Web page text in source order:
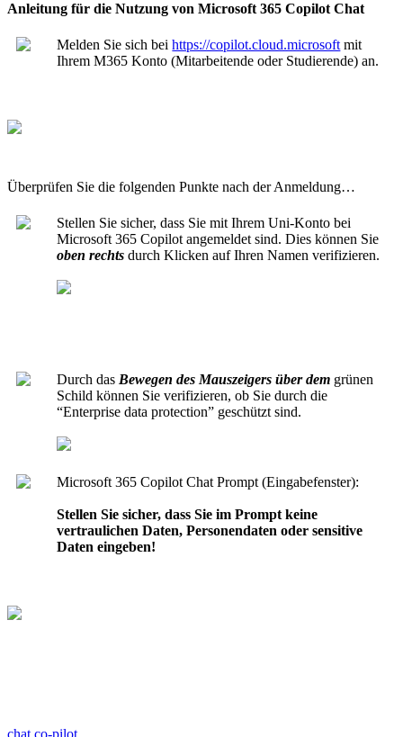
Anleitung für die Nutzung von Microsoft 365 Copilot Chat
Melden Sie sich beihttps://copilot.cloud.microsoft mit
Ihrem M365 Konto (Mitarbeitende oder Studierende) an.
Überprüfen Sie die folgenden Punkte nach der Anmeldung…
Stellen Sie sicher, dass Sie mit Ihrem Uni-Konto bei
Microsoft 365 Copilot angemeldet sind. Dies können Sie
oben rechtsdurch Klicken auf Ihren Namen verifizieren.
Durch das Bewegen des Mauszeigers über dem grünen
Schild können Sie verifizieren, ob Sie durch die
“Enterprise data protection” geschützt sind.
Microsoft 365 Copilot Chat Prompt (Eingabefenster):
Stellen Sie sicher, dass Sie im Prompt keine
vertraulichen Daten, Personendaten oder sensitive
Daten eingeben!